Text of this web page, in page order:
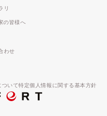
リ
の皆様へ
わせ
ついて特定個人情報に関する基本方針